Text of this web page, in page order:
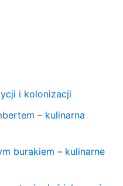
i kolonizacji
– kulinarna
burakiem – kulinarne